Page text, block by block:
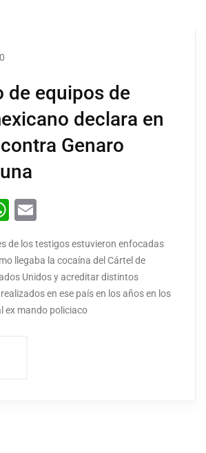
0
de equipos de
declara en
Genaro
WhatsApp
de los testigos estuvieron enfocadas
llegaba la cocaína del Cártel de
Unidos y acreditar distintos
en ese país en los años en los
ex mando policiaco